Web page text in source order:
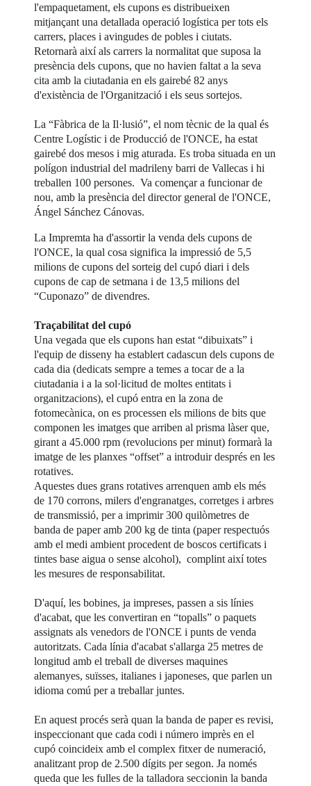
l'empaquetament, els cupons es distribueixen
mitjançant una detallada operació logística per tots els
carrers, places i avingudes de pobles i ciutats.
Retornarà així als carrers la normalitat que suposa la
presència dels cupons, que no havien faltat a la seva
cita amb la ciutadania en els gairebé 82 anys
d'existència de l'Organització i els seus sortejos.
La “Fàbrica de la Il·lusió”, el nom tècnic de la qual és
Centre Logístic i de Producció de l'ONCE, ha estat
gairebé dos mesos i mig aturada. Es troba situada en un
polígon industrial del madrileny barri de Vallecas i hi
treballen 100 persones. Va començar a funcionar de
nou, amb la presència del director general de l'ONCE,
Ángel Sánchez Cánovas.
La Impremta ha d'assortir la venda dels cupons de
l'ONCE, la qual cosa significa la impressió de 5,5
milions de cupons del sorteig del cupó diari i dels
cupons de cap de setmana i de 13,5 milions del
“Cuponazo” de divendres.
Traçabilitat del cupó
Una vegada que els cupons han estat “dibuixats” i
l'equip de disseny ha establert cadascun dels cupons de
cada dia (dedicats sempre a temes a tocar de a la
ciutadania i a la sol·licitud de moltes entitats i
organitzacions), el cupó entra en la zona de
fotomecànica, on es processen els milions de bits que
componen les imatges que arriben al prisma làser que,
girant a 45.000 rpm (revolucions per minut) formarà la
imatge de les planxes “offset” a introduir després en les
rotatives.
Aquestes dues grans rotatives arrenquen amb els més
de 170 corrons, milers d'engranatges, corretges i arbres
de transmissió, per a imprimir 300 quilòmetres de
banda de paper amb 200 kg de tinta (paper respectuós
amb el medi ambient procedent de boscos certificats i
tintes base aigua o sense alcohol), complint així totes
les mesures de responsabilitat.
D'aquí, les bobines, ja impreses, passen a sis línies
d'acabat, que les convertiran en “topalls” o paquets
assignats als venedors de l'ONCE i punts de venda
autoritzats. Cada línia d'acabat s'allarga 25 metres de
longitud amb el treball de diverses maquines
alemanyes, suïsses, italianes i japoneses, que parlen un
idioma comú per a treballar juntes.
En aquest procés serà quan la banda de paper es revisi,
inspeccionant que cada codi i número imprès en el
cupó coincideix amb el complex fitxer de numeració,
analitzant prop de 2.500 dígits per segon. Ja només
queda que les fulles de la talladora seccionin la banda